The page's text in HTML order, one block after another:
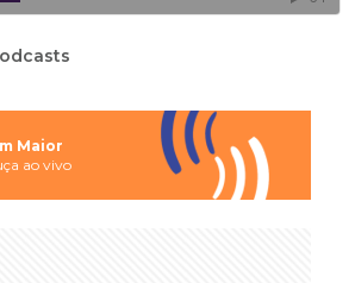
Maior
ao vivo